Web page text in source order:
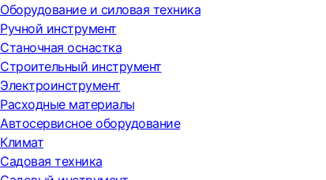
Оборудование и силовая техника
Ручной инструмент
Станочная оснастка
Строительный инструмент
Электроинструмент
Расходные материалы
Автосервисное оборудование
Климат
Садовая техника